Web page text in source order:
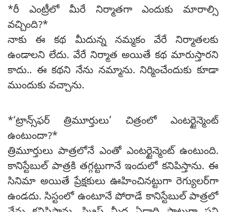
*రీ ఎంట్రీలో మీరే నిర్మాతగా ఎందుకు మారాల్సి
వచ్చింది?*
నాకు ఈ కథ మీదున్న నమ్మకం వేరే నిర్మాతలకు
ఉండాలని లేదు. వేరే నిర్మాత అయితే కథ మారుస్తారని
కాదు.. ఈ కథని నేను నమ్మాను. నిర్మించేందుకు కూడా
ముందుకు వచ్చాను.
*‘ట్రాన్స్‌ఫర్ త్రిమూర్తులు’ చిత్రంలో ఎంటర్టైన్మెంట్
ఉంటుందా?*
త్రిమూర్తులు పాత్రలోనే ఎంతో ఎంటర్టైన్మెంట్ ఉంటుంది.
కానిస్టేబుల్ పాత్రకి తగ్గట్టుగానే ఇందులో కనిపిస్తాను. ఈ
సినిమా అయితే ప్రేక్షకులు ఊహించినట్టుగా రెగ్యులర్‌గా
ఉండదు. సిస్టంలో ఉంటూనే పోరాడే కానిస్టేబుల్ పాత్రలో